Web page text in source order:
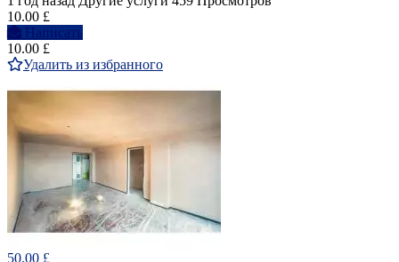
10.00 £
Написать
10.00 £
Удалить из избранного
50.00 £